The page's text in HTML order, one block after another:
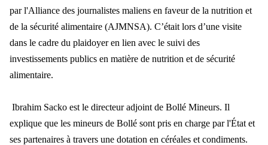
par l'Alliance des journalistes maliens en faveur de la nutrition et
de la sécurité alimentaire (AJMNSA). C’était lors d’une visite
dans le cadre du plaidoyer en lien avec le suivi des
investissements publics en matière de nutrition et de sécurité
alimentaire.
Ibrahim Sacko est le directeur adjoint de Bollé Mineurs. Il
explique que les mineurs de Bollé sont pris en charge par l'État et
ses partenaires à travers une dotation en céréales et condiments.